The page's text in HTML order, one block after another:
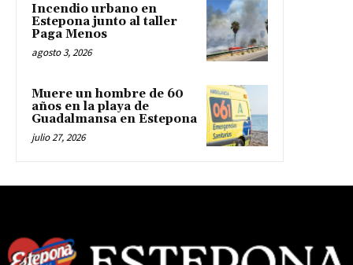
Incendio urbano en
Estepona junto al taller
Paga Menos
agosto 3, 2026
Muere un hombre de 60
años en la playa de
Guadalmansa en Estepona
julio 27, 2026